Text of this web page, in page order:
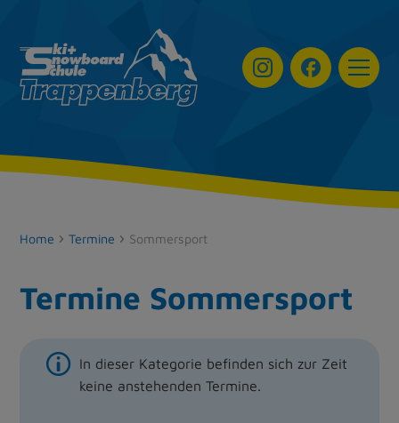
Home Termine Sommersport
Termine Sommersport
In dieser Kategorie befinden sich zur Zeit
keine anstehenden Termine.